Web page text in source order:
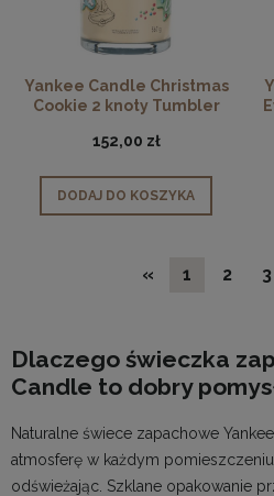
Yankee Candle Christmas
Cookie 2 knoty Tumbler
152,00 zł
DODAJ DO KOSZYKA
« 1 2 3
Dlaczego świeczka
Candle to dobry
Naturalne świece zapachowe
atmosferę w każdym
odświeżając. Szklane opakowanie